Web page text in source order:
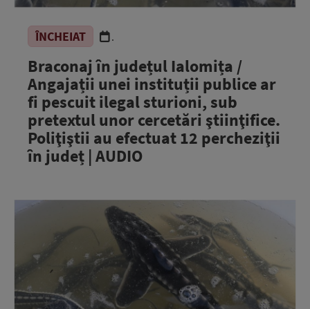
ÎNCHEIAT .
Braconaj în județul Ialomița /
Angajații unei instituții publice ar
fi pescuit ilegal sturioni, sub
pretextul unor cercetări ştiinţifice.
Poliţiştii au efectuat 12 percheziţii
în județ | AUDIO